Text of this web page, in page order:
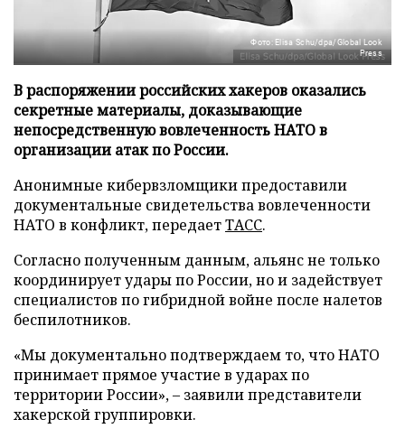
Фото: Elisa Schu/dpa/Global Look
Press
В распоряжении российских хакеров оказались
секретные материалы, доказывающие
непосредственную вовлеченность НАТО в
организации атак по России.
Анонимные кибервзломщики предоставили
документальные свидетельства вовлеченности
НАТО в конфликт, передаетТАСС.
Согласно полученным данным, альянс не только
координирует удары по России, но и задействует
специалистов по гибридной войне после налетов
беспилотников.
«Мы документально подтверждаем то, что НАТО
принимает прямое участие в ударах по
территории России», – заявили представители
хакерской группировки.